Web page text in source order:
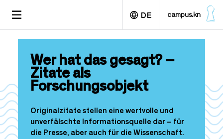
m
n
h
TOGGLE
DE campus.kn
Wer hat das gesagt? –
Zitate als
Forschungsobjekt
Originalzitate stellen eine wertvolle und
unverfälschte Informationsquelle dar – für
die Presse, aber auch für die Wissenschaft.